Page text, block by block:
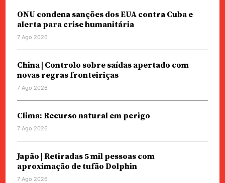
ONU condena sanções dos EUA contra Cuba e
alerta para crise humanitária
7 Ago 2026
China | Controlo sobre saídas apertado com
novas regras fronteiriças
7 Ago 2026
Clima: Recurso natural em perigo
7 Ago 2026
Japão | Retiradas 5 mil pessoas com
aproximação de tufão Dolphin
7 Ago 2026